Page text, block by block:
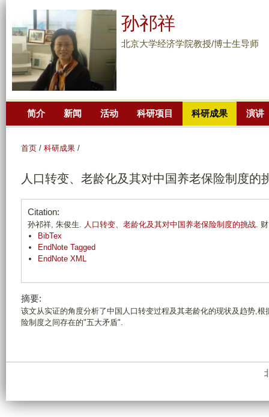
到
主
要
分
孙祁祥
北京大学经济学院教授/博士生导师
简介 新闻 活动 科研项目 科研成果 演讲
首页 / 科研成果 /
人口转变、老龄化及其对中国养老保险制度的
Citation:
孙祁祥, 朱俊生. 人口转变、老龄化及其对中国养老保险制度的挑战.
BibTex
EndNote Tagged
EndNote XML
摘要:
该文从实证的角度分析了中国人口转变过程及其老龄化的现状及趋势,
险制度之间存在的"五大矛盾".